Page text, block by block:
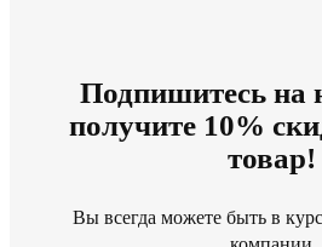
Подпишитесь на
получите 10%
товар!
Вы всегда можете быть в